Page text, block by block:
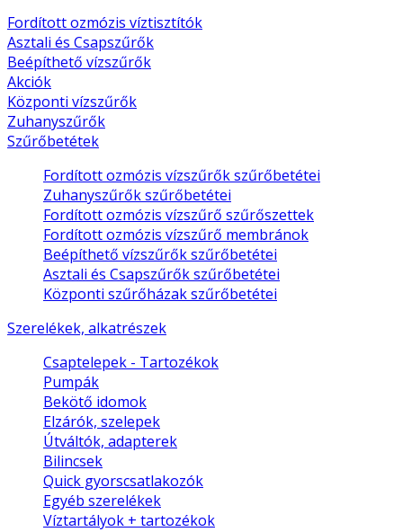
Fordított ozmózis víztisztítók
Asztali és Csapszűrők
Beépíthető vízszűrők
Akciók
Központi vízszűrők
Zuhanyszűrők
Szűrőbetétek
Fordított ozmózis vízszűrők szűrőbetétei
Zuhanyszűrők szűrőbetétei
Fordított ozmózis vízszűrő szűrőszettek
Fordított ozmózis vízszűrő membránok
Beépíthető vízszűrők szűrőbetétei
Asztali és Csapszűrők szűrőbetétei
Központi szűrőházak szűrőbetétei
Szerelékek, alkatrészek
Csaptelepek - Tartozékok
Pumpák
Bekötő idomok
Elzárók, szelepek
Útváltók, adapterek
Bilincsek
Quick gyorscsatlakozók
Egyéb szerelékek
Víztartályok + tartozékok